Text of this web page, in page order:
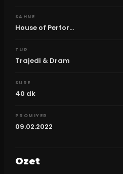
SAHNE
House of Perfor...
TUR
Trajedi & Dram
SURE
40 dk
PROMIYER
09.02.2022
Ozet